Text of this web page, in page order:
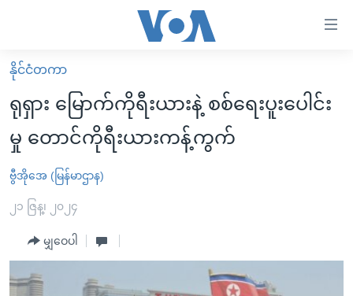
လွယ်ကူ
စေ
Link
များ
ပင်မ
မူလစာမျက်နှာ
မြန်မာ
ကမ္ဘာ့သတင်းများ
နိုင်ငံတကာ
အမေရိကန်
အစ္စရေး-ပါလက်စတိုင်း
ဗွီဒီယို
သတင်းလွတ်လပ်ခွင့်
အင်္ဂလိပ်စာလေ့လာမယ်
အမေရိကန်သုံးအီဒီယံ
အပတ်စဉ်ကဏ္ဍများ
နိုင်ငံတကာ
ရုရှား မြောက်ကိုရီးယားနဲ့ စစ်ရေးပူးပေါင်း
မှု တောင်ကိုရီးယားကန့်ကွက်
ဗွီအိုအေ (မြန်မာဌာန)
၂၁ ဇြန္၊ ၂၀၂၄
မျှဝေပါ